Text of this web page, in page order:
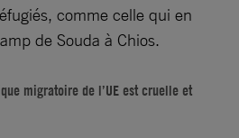
comme celle qui en
de Souda à Chios.
migratoire de l’UE est cruelle et